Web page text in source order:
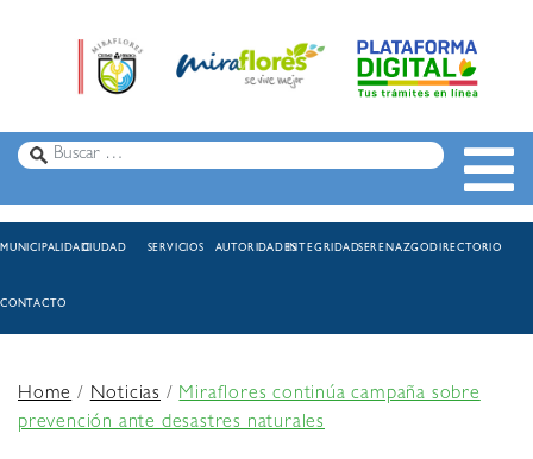
MUNICIPALIDADCIUDAD SERVICIOS AUTORIDADESINTEGRIDADSERENAZGODIRECTORIO
CONTACTO
Home/Noticias /Miraflores continúa campaña sobre
prevención ante desastres naturales